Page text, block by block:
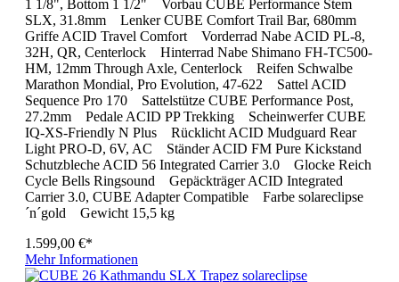
1 1/8", Bottom 1 1/2" Vorbau CUBE Performance Stem
SLX, 31.8mm Lenker CUBE Comfort Trail Bar, 680mm
Griffe ACID Travel Comfort Vorderrad Nabe ACID PL-8,
32H, QR, Centerlock Hinterrad Nabe Shimano FH-TC500-
HM, 12mm Through Axle, Centerlock Reifen Schwalbe
Marathon Mondial, Pro Evolution, 47-622 Sattel ACID
Sequence Pro 170 Sattelstütze CUBE Performance Post,
27.2mm Pedale ACID PP Trekking Scheinwerfer CUBE
IQ-XS-Friendly N Plus Rücklicht ACID Mudguard Rear
Light PRO-D, 6V, AC Ständer ACID FM Pure Kickstand
Schutzbleche ACID 56 Integrated Carrier 3.0 Glocke Reich
Cycle Bells Ringsound Gepäckträger ACID Integrated
Carrier 3.0, CUBE Adapter Compatible Farbe solareclipse
´n´gold Gewicht 15,5 kg
1.599,00 €*
Mehr Informationen